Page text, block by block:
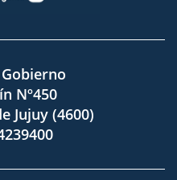
Nº450
Jujuy (4600)